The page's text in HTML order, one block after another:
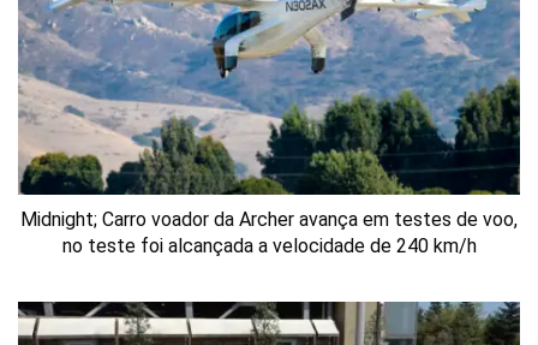
Midnight; Carro voador da Archer avança em testes de voo,
no teste foi alcançada a velocidade de 240 km/h